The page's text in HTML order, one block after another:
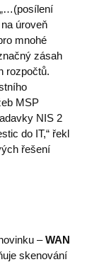
„…(posílení
úroveň
mnohé
zásah
rozpočtů.
MSP
NIS 2
do IT,“ řekl
řešení
–WAN
skenování